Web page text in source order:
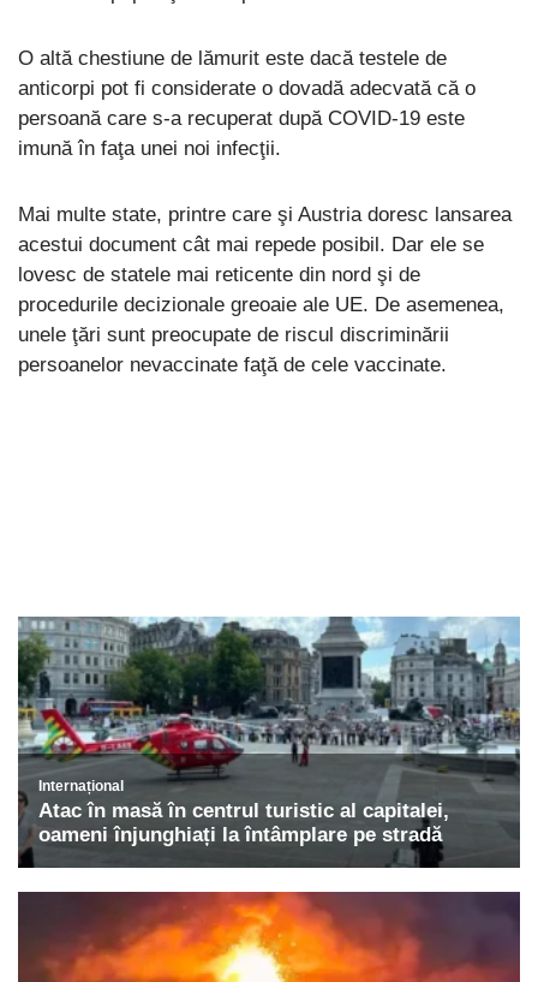
O altă chestiune de lămurit este dacă testele de
anticorpi pot fi considerate o dovadă adecvată că o
persoană care s-a recuperat după COVID-19 este
imună în faţa unei noi infecţii.
Mai multe state, printre care şi Austria doresc lansarea
acestui document cât mai repede posibil. Dar ele se
lovesc de statele mai reticente din nord şi de
procedurile decizionale greoaie ale UE. De asemenea,
unele ţări sunt preocupate de riscul discriminării
persoanelor nevaccinate faţă de cele vaccinate.